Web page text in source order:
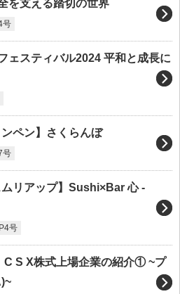
を支える踏切の世界
号
ェスティバル2024 平和と成長に
ペン】さくらんぼ
号
ムリアップ】Sushi×Bar 心 -
号
C S X株式上場企業の紹介① ~プ